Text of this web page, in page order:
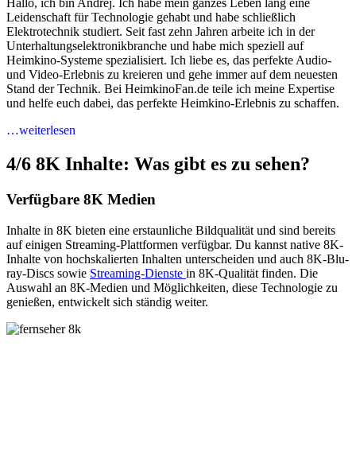
Hallo, ich bin Andrej. Ich habe mein ganzes Leben lang eine
Leidenschaft für Technologie gehabt und habe schließlich
Elektrotechnik studiert. Seit fast zehn Jahren arbeite ich in der
Unterhaltungselektronikbranche und habe mich speziell auf
Heimkino-Systeme spezialisiert. Ich liebe es, das perfekte Audio-
und Video-Erlebnis zu kreieren und gehe immer auf dem neuesten
Stand der Technik. Bei HeimkinoFan.de teile ich meine Expertise
und helfe euch dabei, das perfekte Heimkino-Erlebnis zu schaffen.
…weiterlesen
4/6 8K Inhalte: Was gibt es zu sehen?
Verfügbare 8K Medien
Inhalte in 8K bieten eine erstaunliche Bildqualität und sind bereits
auf einigen Streaming-Plattformen verfügbar. Du kannst native 8K-
Inhalte von hochskalierten Inhalten unterscheiden und auch 8K-Blu-
ray-Discs sowie Streaming-Dienste in 8K-Qualität finden. Die
Auswahl an 8K-Medien und Möglichkeiten, diese Technologie zu
genießen, entwickelt sich ständig weiter.